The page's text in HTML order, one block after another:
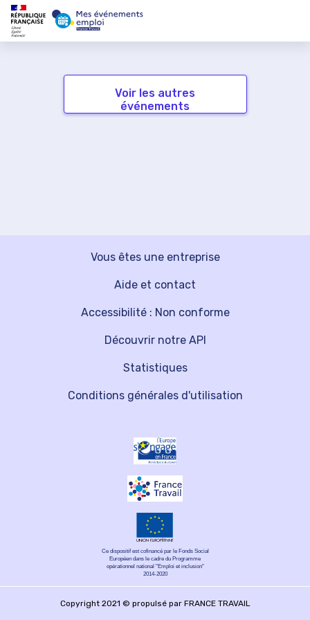
Voir les autres
événements
Vous êtes une entreprise
Découvrir notre API
Aide et contact
Statistiques
Accessibilité : Non conforme
Conditions générales d'utilisation
Ce dispositif est cofinancé par le Fonds Social
Européen dans le cadre du Programme
opérationnel national "Emploi et inclusion"
2014-2020
Copyright 2021 © propulsé par FRANCE TRAVAIL